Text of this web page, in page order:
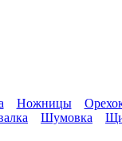
Ножницы
Шумовка